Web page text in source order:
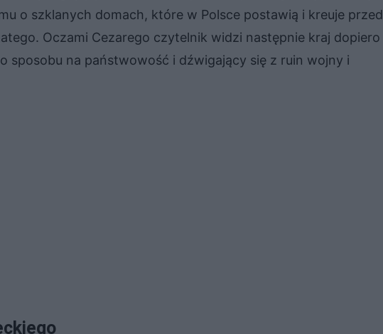
o szklanych domach, które w Polsce postawią i kreuje przed
Oczami Cezarego czytelnik widzi następnie kraj dopiero
sposobu na państwowość i dźwigający się z ruin wojny i